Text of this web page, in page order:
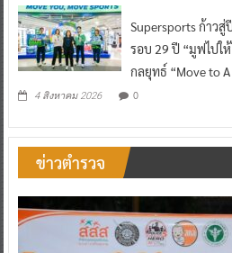
Supersports ก้าว
รอบ 29 ปี “มูฟไปใ
กลยุทธ์ “Move to
4 สิงหาคม 2026 0
ข่าวตำรวจ